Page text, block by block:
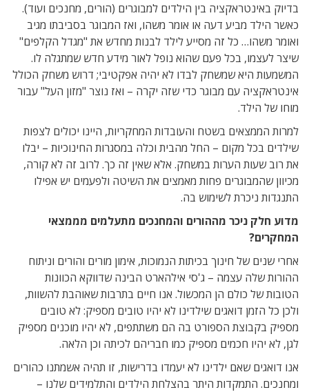
בדיוק באינטראקציה בין הילדים למבוגרים (הורים, מחנכים ועוד).
כאשר הילד מביע דעה או אומר משהו, ואז המבוגר בסביבתו מגיב
ואומר משהו… כל זה מסייע לילד לבנות מחדש את "מגדל הקלפים"
שיצר לעצמו, בכל פעם שהוא נופל לאור מידע חדש שמתגלה לו.
המשמעות היא שמשחק לבדו לא יהיה אפקטיבי; דרוש משחק הכולל
אינטראקציה עם מבוגר כדי שזה יקרה – ואז נוצר "מזון העל" עבור
מוחו של הילד.
למרות הממצאים בשטח והעובדות המחקריות, היינו יכולים לצפות
שילדים בכל מקום – החל מהבית וכלה במסגרות החינוכיות – יבלו
את רוב שעות הערות במשחק. אלא שאין זה כך. לרוב זה לא קורה,
מכיוון שהמבוגרים פחות מאמצים את השיטה ולפעמים יש אפילו
התנגדות ניכרת לשימוש בה.
מדוע חלק ניכר מההורים והמחנכים מתעלמים מממצאי
המחקרים?
אחרי שנים של חינוך בכיתות הנמוכות, אימון מורים והורים וניתוח
ההורות שלה עצמה – ג'סי אילהארט הבינה שדווקא הכוונות
הטובות של כולם הן המכשול. אנו חיים בתרבות שאוהבת להשוות,
ולכן כל הזמן דואגים שילדינו לא יהיו טובים מספיק: לא טובים
מספיק בקבוצת הספורט בה הם משתתפים, לא יהיו מוכנים מספיק
לגן, לא יהיו חכמים מספיק כמו חבריהם לכיתה וכן הלאה.
אנו דואגים שאם ילדינו לא יעמדו בדרישות, זו תהיה אשמתנו כהורים
ומחנכים. התמקדות היתר בהצלחת הילדים והתלמידים שלנו –